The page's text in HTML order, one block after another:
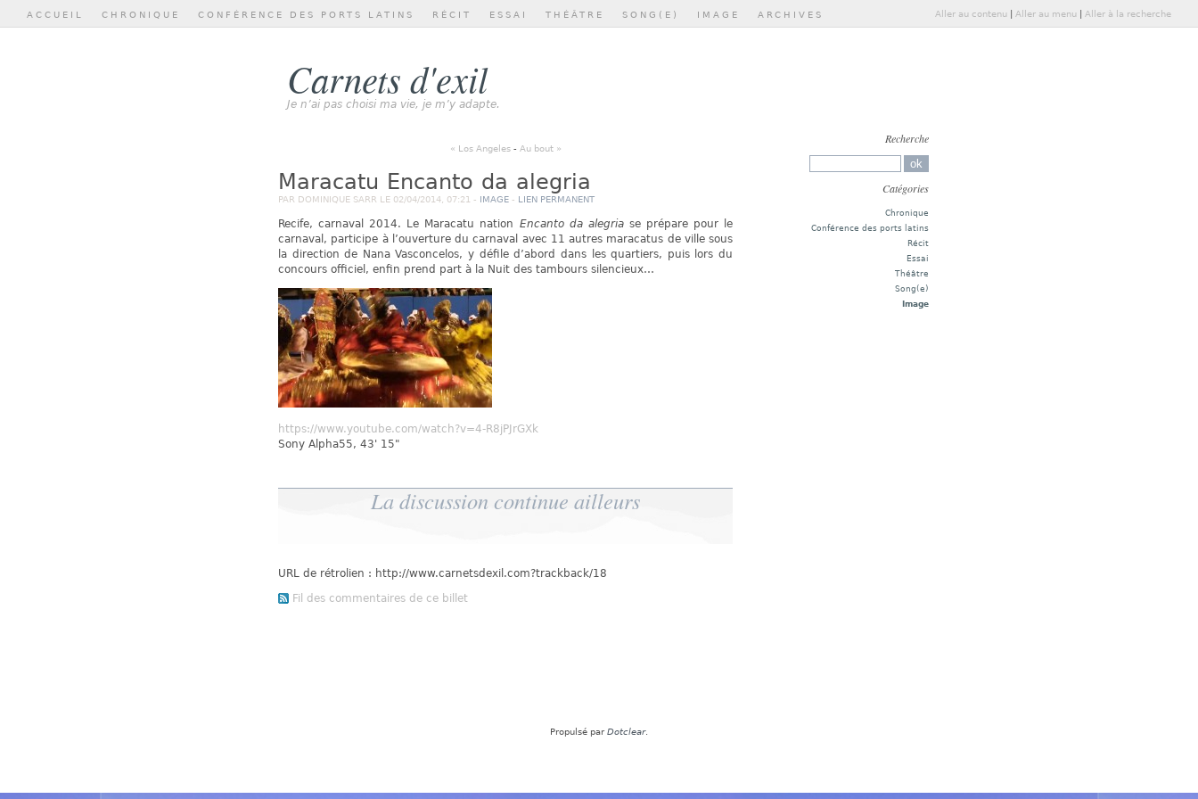
Carnets d'exil
Je n’ai pas choisi ma vie, je m’y adapte.
ACCUEIL CHRONIQUE CONFÉRENCE DES PORTS LATINS RÉCIT ESSAI THÉÂTRE SONG(E) IMAGE ARCHIVES Aller au contenu | Aller au menu | Aller à la recherche
« Los Angeles - Au bout »
Maracatu Encanto da alegria
PAR DOMINIQUE SARR LE 02/04/2014, 07:21 - IMAGE - LIEN PERMANENT
Recife, carnaval 2014. Le Maracatu nation Encanto da alegriase prépare pour le
carnaval, participe à l’ouverture du carnaval avec 11 autres maracatus de ville sous
la direction de Nana Vasconcelos, y défile d’abord dans les quartiers, puis lors du
concours officiel, enfin prend part à la Nuit des tambours silencieux…
https://www.youtube.com/watch?v=4-R8jPJrGXk
Sony Alpha55, 43' 15"
La discussion continue ailleurs
URL de rétrolien : http://www.carnetsdexil.com?trackback/18
Fil des commentaires de ce billet
Recherche
Catégories
Chronique
Conférence des ports latins
Récit
Essai
Théâtre
Song(e)
Image
Propulsé par Dotclear.